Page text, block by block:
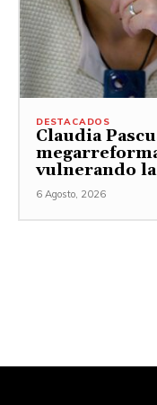
DESTACADOS
Claudia
vulnerando
6 Agosto, 2026